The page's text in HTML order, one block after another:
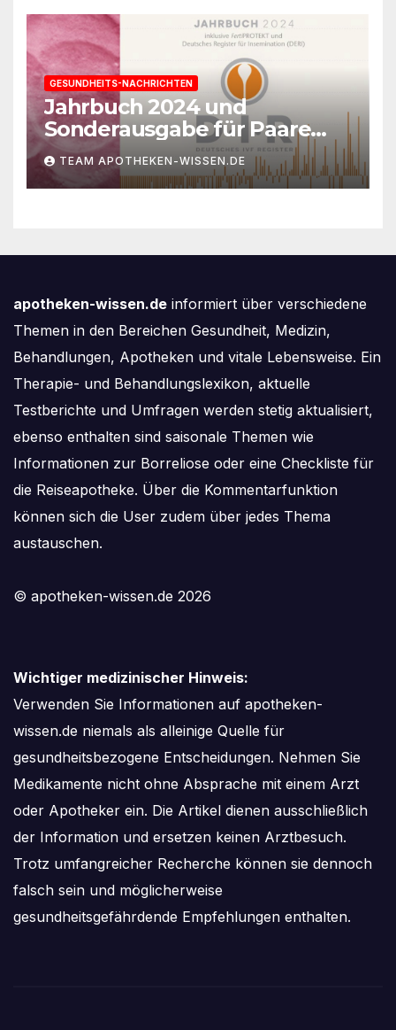
GESUNDHEITS-NACHRICHTEN
Jahrbuch 2024 und
Sonderausgabe für Paare
des Deutschen IVF-Registers:
Zahl der Mehrlingsgeburten
nach
TEAM APOTHEKEN-WISSEN.DE
apotheken-wissen.de informiert über verschiedene
Themen in den Bereichen Gesundheit, Medizin,
Behandlungen, Apotheken und vitale Lebensweise. Ein
Therapie- und Behandlungslexikon, aktuelle
Testberichte und Umfragen werden stetig aktualisiert,
ebenso enthalten sind saisonale Themen wie
Informationen zur Borreliose oder eine Checkliste für
die Reiseapotheke. Über die Kommentarfunktion
können sich die User zudem über jedes Thema
austauschen.
© apotheken-wissen.de 2026
Wichtiger medizinischer Hinweis:
Verwenden Sie Informationen auf apotheken-
wissen.de niemals als alleinige Quelle für
gesundheitsbezogene Entscheidungen. Nehmen Sie
Medikamente nicht ohne Absprache mit einem Arzt
oder Apotheker ein. Die Artikel dienen ausschließlich
der Information und ersetzen keinen Arztbesuch.
Trotz umfangreicher Recherche können sie dennoch
falsch sein und möglicherweise
gesundheitsgefährdende Empfehlungen enthalten.